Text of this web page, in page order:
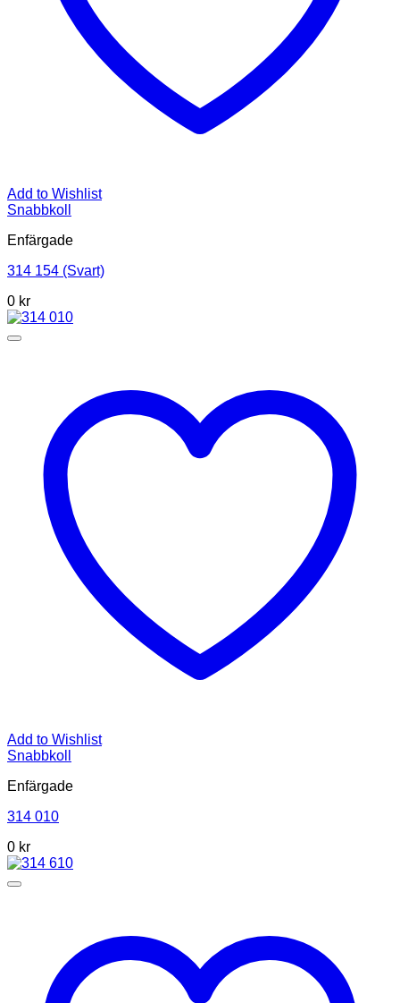
Add to Wishlist
Snabbkoll
Enfärgade
314 154 (Svart)
0 kr
Add to Wishlist
Snabbkoll
Enfärgade
314 010
0 kr